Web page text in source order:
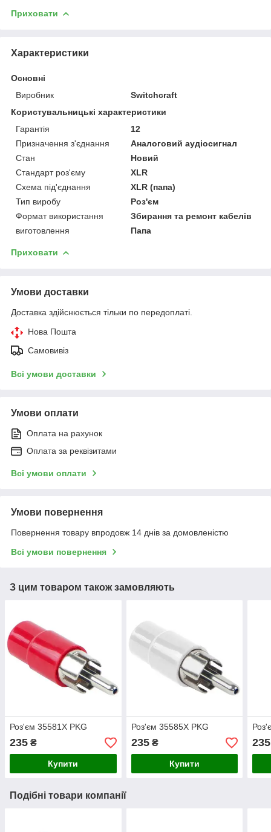
Приховати
Характеристики
Основні
Виробник
Switchcraft
Користувальницькі характеристики
Гарантія
12
Призначення з'єднання
Аналоговий аудіосигнал
Стан
Новий
Стандарт роз'єму
XLR
Схема під'єднання
XLR (папа)
Тип виробу
Роз'єм
Формат використання
Збирання та ремонт кабелів
виготовлення
Папа
Приховати
Умови доставки
Доставка здійснюється тільки по передоплаті.
Нова Пошта
Самовивіз
Всі умови доставки
Умови оплати
Оплата на рахунок
Оплата за реквізитами
Всі умови оплати
Умови повернення
Повернення товару впродовж 14 днів за домовленістю
Всі умови повернення
З цим товаром також замовляють
Роз'єм 35581X PKG
235 ₴
Купити
Роз'єм 35585X PKG
235₴
Купити
235
Подібні товари компанії